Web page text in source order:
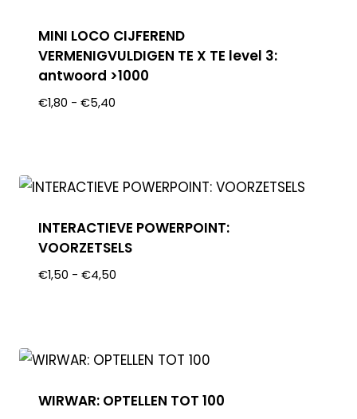
MINI LOCO CIJFEREND
VERMENIGVULDIGEN TE X TE level 3:
antwoord >1000
€1,80 - €5,40
INTERACTIEVE POWERPOINT:
VOORZETSELS
€1,50 - €4,50
WIRWAR: OPTELLEN TOT 100